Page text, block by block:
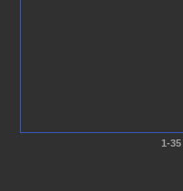
1-35